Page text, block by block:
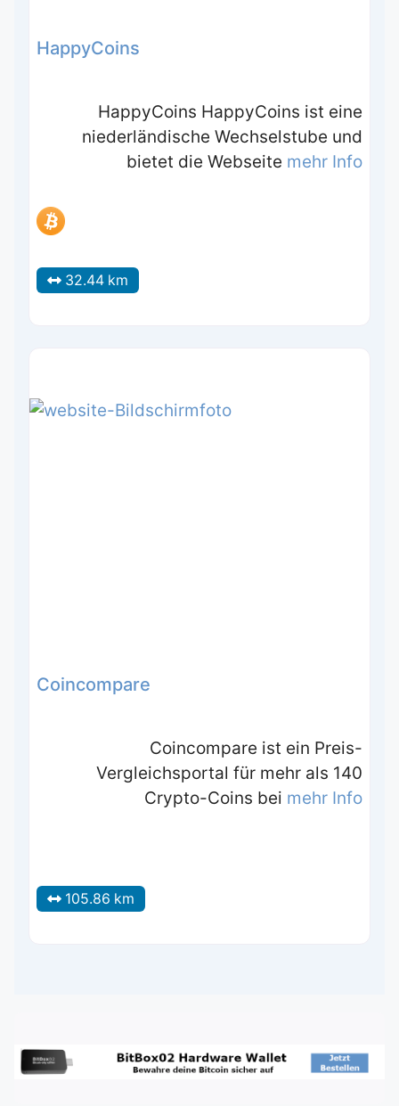
HappyCoins
HappyCoins HappyCoins ist eine
niederländische Wechselstube und
bietet die Webseite mehr Info
32.44 km
Coincompare
Coincompare ist ein Preis-
Vergleichsportal für mehr als 140
Crypto-Coins bei mehr Info
105.86 km